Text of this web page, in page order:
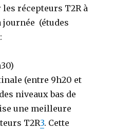
récepteurs T2R à
journée (études
(entre 9h20 et
niveaux bas de
une meilleure
T2R3. Cette